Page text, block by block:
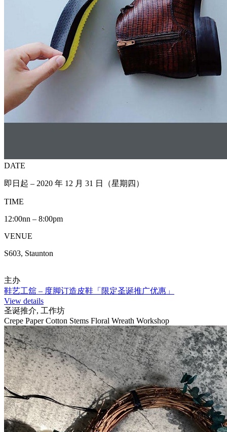
DATE
即日起 – 2020 年 12 月 31 日（星期四）
TIME
12:00nn – 8:00pm
VENUE
S603, Staunton
主办
鞋艺工舘 – 度脚订造皮鞋「限定圣诞推广优惠」
View details
圣诞推介, 工作坊
Crepe Paper Cotton Stems Floral Wreath Workshop